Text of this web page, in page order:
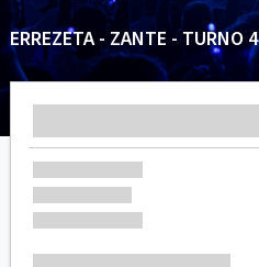
ERREZETA - ZANTE - TURNO 4